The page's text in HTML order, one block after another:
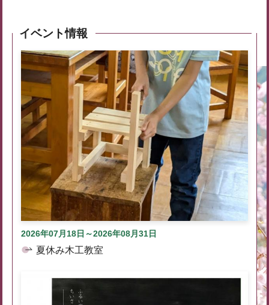
イベント情報
2026年07月18日～2026年08月31日
夏休み木工教室